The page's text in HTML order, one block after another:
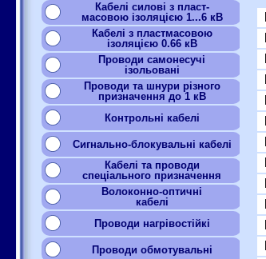
Кабелі силові з пласт-
масовою ізоляцією 1...6 кВ
Кабелі з пластмасовою
ізоляцією 0.66 кВ
Проводи самонесучі
ізольовані
Проводи та шнури різного
призначення до 1 кВ
Контрольні кабелі
Сигнально-блокувальні кабелі
Кабелі та проводи
спеціального призначення
Волоконно-оптичні
кабелі
Проводи нагрівостійкі
Проводи обмотувальні